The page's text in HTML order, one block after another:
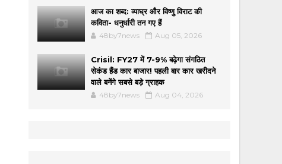
आज का शब्द: व्याघ्र और विष्णु विराट की
कविता- धनुर्धारी तन गए हैं
48by7news Aug 05, 2026
Crisil: FY27 में 7-9% बढ़ेगा संगठित
सेकंड हैंड कार बाजार! पहली बार कार खरीदने
वाले बनेंगे सबसे बड़े ग्राहक
48by7news Aug 04, 2026